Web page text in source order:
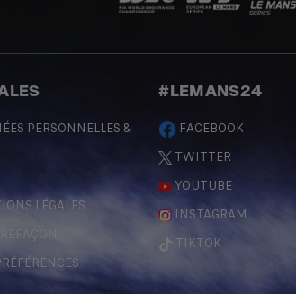
PERSONNELLES &
LÉGALES
#LEMANS24
FACEBOOK
TWITTER
YOUTUBE
INSTAGRAM
TIKTOK